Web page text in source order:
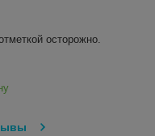
осторожно.